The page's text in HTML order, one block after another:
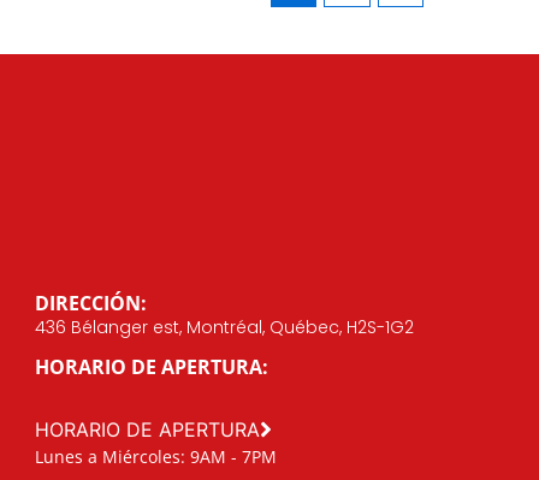
DIRECCIÓN:
436 Bélanger est, Montréal, Québec, H2S-1G2
HORARIO DE APERTURA:
HORARIO DE APERTURA
Lunes a Miércoles: 9AM - 7PM